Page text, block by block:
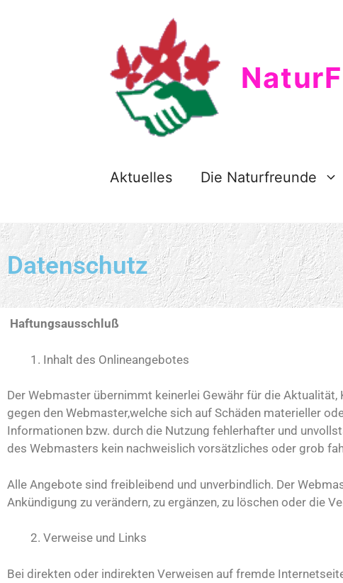
Aktuelles Die Naturfreunde
Datenschutz
Haftungsausschluß
Inhalt des Onlineangebotes
Der Webmaster übernimmt keinerlei Gewähr für die
gegen den Webmaster,welche sich auf Schäden materieller
Informationen bzw. durch die Nutzung fehlerhafter und
des Webmasters kein nachweislich vorsätzliches oder grob
Alle Angebote sind freibleibend und unverbindlich. Der
Ankündigung zu verändern, zu ergänzen, zu löschen oder die
Verweise und Links
Bei direkten oder indirekten Verweisen auf fremde